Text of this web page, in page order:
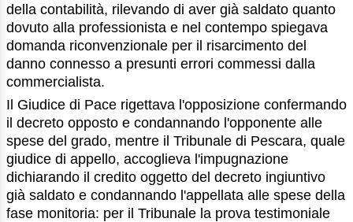
della contabilità, rilevando di aver già saldato quanto
dovuto alla professionista e nel contempo spiegava
domanda riconvenzionale per il risarcimento del
danno connesso a presunti errori commessi dalla
commercialista.
Il Giudice di Pace rigettava l'opposizione confermando
il decreto opposto e condannando l'opponente alle
spese del grado, mentre il Tribunale di Pescara, quale
giudice di appello, accoglieva l'impugnazione
dichiarando il credito oggetto del decreto ingiuntivo
già saldato e condannando l'appellata alle spese della
fase monitoria: per il Tribunale la prova testimoniale